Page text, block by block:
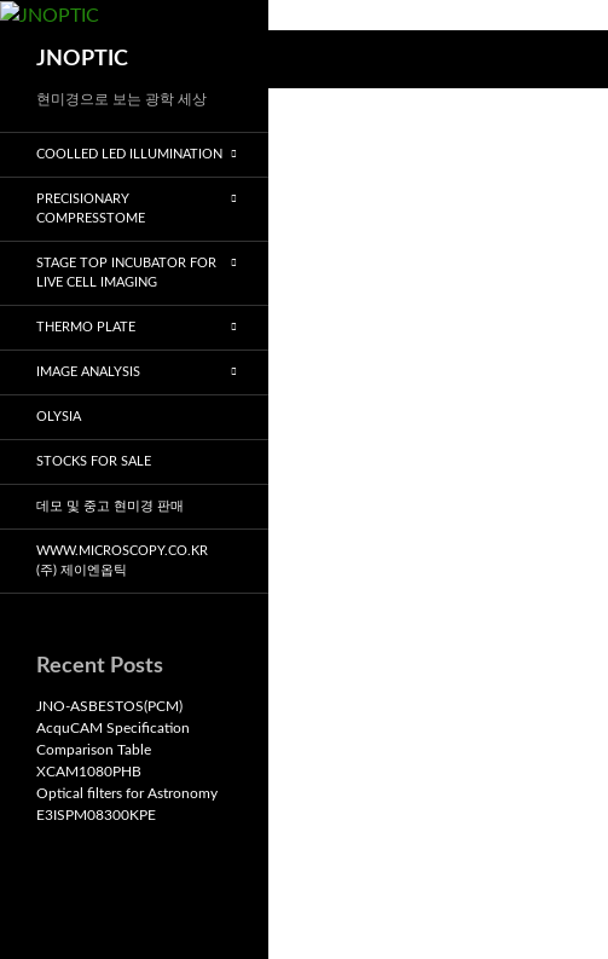
컨
건
JNOPTIC
현미경으로 보는 광학 세상
COOLLED LED ILLUMINATION
PRECISIONARY
COMPRESSTOME
STAGE TOP INCUBATOR FOR
LIVE CELL IMAGING
THERMO PLATE
IMAGE ANALYSIS
OLYSIA
STOCKS FOR SALE
데모 및 중고 현미경 판매
WWW.MICROSCOPY.CO.KR
(주) 제이엔옵틱
Recent Posts
JNO-ASBESTOS(PCM)
AcquCAM Specification
Comparison Table
XCAM1080PHB
Optical filters for Astronomy
E3ISPM08300KPE